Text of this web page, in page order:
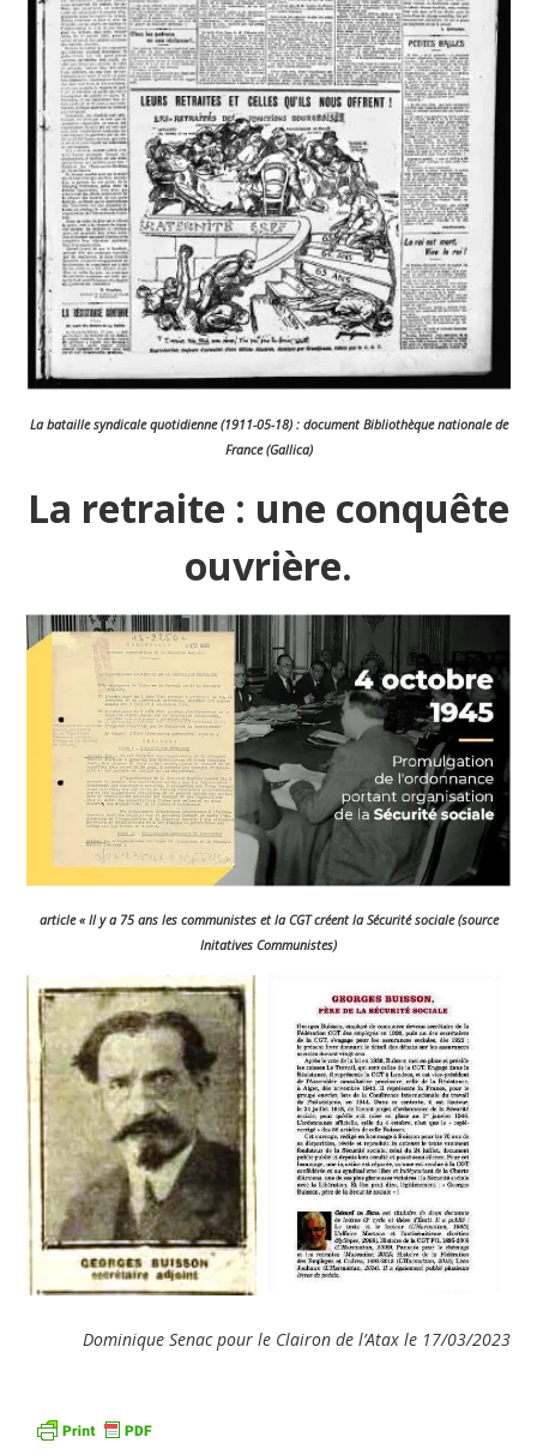
La bataille syndicale quotidienne (1911-05-18) : document Bibliothèque nationale de
France (Gallica)
La retraite : une conquête
ouvrière.
article « Il y a 75 ans les communistes et la CGT créent la Sécurité sociale (source
Initatives Communistes)
Dominique Senac pour le Clairon de l’Atax le 17/03/2023